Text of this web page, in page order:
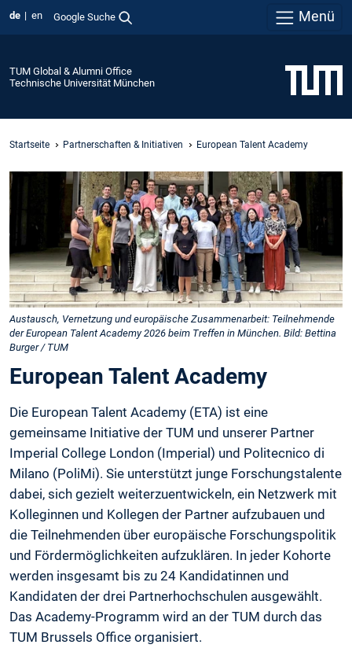
de en Google Suche Menü
TUM Global & Alumni Office
Technische Universität München
Startseite Partnerschaften & Initiativen European Talent Academy
Austausch, Vernetzung und europäische Zusammenarbeit: Teilnehmende
der European Talent Academy 2026 beim Treffen in München. Bild: Bettina
Burger / TUM
European Talent Academy
Die European Talent Academy (ETA) ist eine
gemeinsame Initiative der TUM und unserer Partner
Imperial College London (Imperial) und Politecnico di
Milano (PoliMi). Sie unterstützt junge Forschungstalente
dabei, sich gezielt weiterzuentwickeln, ein Netzwerk mit
Kolleginnen und Kollegen der Partner aufzubauen und
die Teilnehmenden über europäische Forschungspolitik
und Fördermöglichkeiten aufzuklären. In jeder Kohorte
werden insgesamt bis zu 24 Kandidatinnen und
Kandidaten der drei Partnerhochschulen ausgewählt.
Das Academy-Programm wird an der TUM durch das
TUM Brussels Office organisiert.